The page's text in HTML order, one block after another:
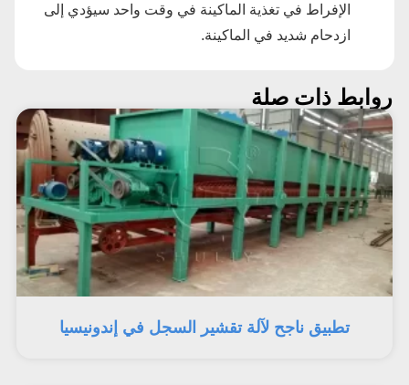
الإفراط في تغذية الماكينة في وقت واحد سيؤدي إلى
ازدحام شديد في الماكينة.
روابط ذات صلة
تطبيق ناجح لآلة تقشير السجل في إندونيسيا